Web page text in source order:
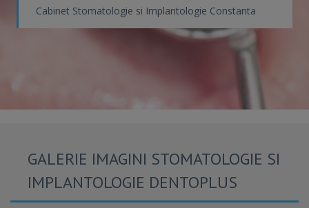
Cabinet Stomatologie si Implantologie Constanta
GALERIE IMAGINI STOMATOLOGIE SI
IMPLANTOLOGIE DENTOPLUS